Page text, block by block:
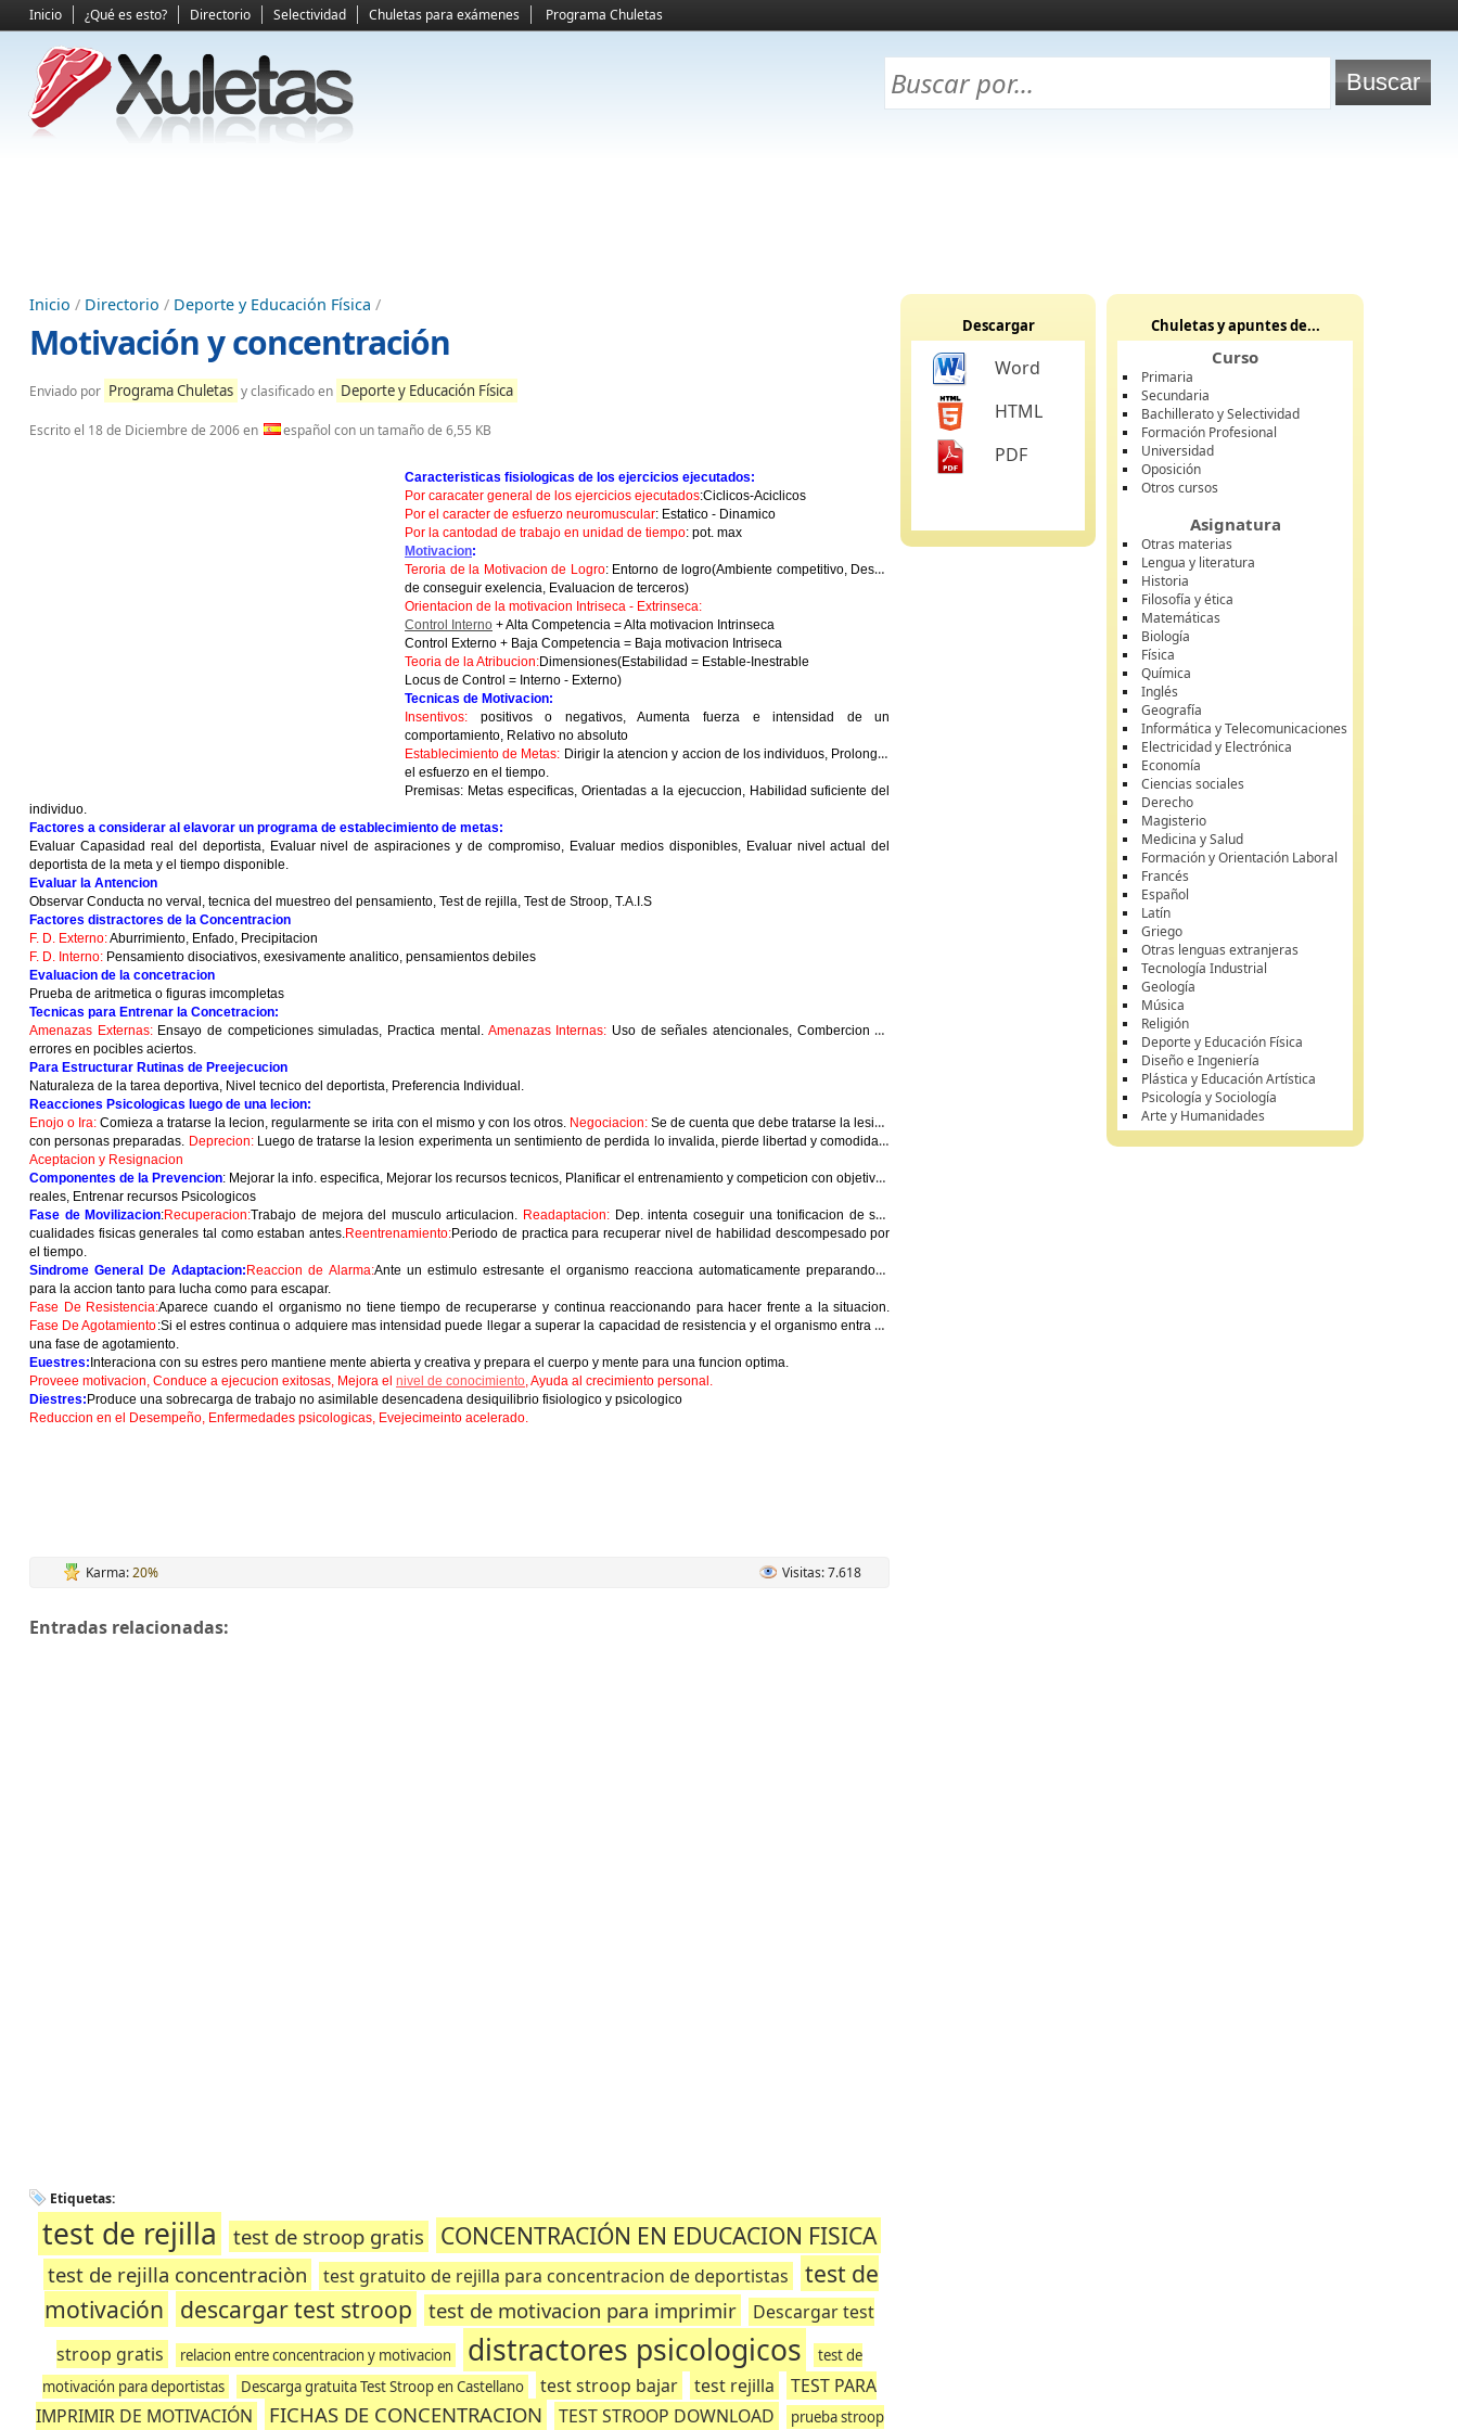
Inicio ¿Qué es esto? Directorio Selectividad Chuletas para exámenes Programa Chuletas
Inicio / Directorio / Deporte y Educación Física /
Motivación y concentración
Enviado por Programa Chuletas y clasificado en Deporte y Educación Física
Escrito el 18 de Diciembre de 2006en español con un tamaño de 6,55 KB
Caracteristicas fisiologicas de los ejercicios ejecutados:
Por caracater general de los ejercicios ejecutados:Ciclicos-Aciclicos
Por el caracter de esfuerzo neuromuscular: Estatico - Dinamico
Por la cantodad de trabajo en unidad de tiempo: pot. max
Motivacion:
Teroria de la Motivacion de Logro: Entorno de logro(Ambiente competitivo, Deseo
de conseguir exelencia, Evaluacion de terceros)
Orientacion de la motivacion Intriseca - Extrinseca:
Control Interno + Alta Competencia = Alta motivacion Intrinseca
Control Externo + Baja Competencia = Baja motivacion Intriseca
Teoria de la Atribucion:Dimensiones(Estabilidad = Estable-Inestrable
Locus de Control = Interno - Externo)
Tecnicas de Motivacion:
Insentivos: positivos o negativos, Aumenta fuerza e intensidad de un
comportamiento, Relativo no absoluto
Establecimiento de Metas: Dirigir la atencion y accion de los individuos, Prolongar
el esfuerzo en el tiempo.
Premisas: Metas especificas, Orientadas a la ejecuccion, Habilidad suficiente del
individuo.
Factores a considerar al elavorar un programa de establecimiento de metas:
Evaluar Capasidad real del deportista, Evaluar nivel de aspiraciones y de compromiso, Evaluar medios disponibles, Evaluar nivel actual del
deportista de la meta y el tiempo disponible.
Evaluar la Antencion
Observar Conducta no verval, tecnica del muestreo del pensamiento, Test de rejilla, Test de Stroop, T.A.I.S
Factores distractores de la Concentracion
F. D. Externo:Aburrimiento, Enfado, Precipitacion
F. D. Interno: Pensamiento disociativos, exesivamente analitico, pensamientos debiles
Evaluacion de la concetracion
Prueba de aritmetica o figuras imcompletas
Tecnicas para Entrenar la Concetracion:
Amenazas Externas: Ensayo de competiciones simuladas, Practica mental. Amenazas Internas: Uso de señales atencionales, Combercion de
errores en pocibles aciertos.
Para Estructurar Rutinas de Preejecucion
Naturaleza de la tarea deportiva, Nivel tecnico del deportista, Preferencia Individual.
Reacciones Psicologicas luego de una lecion:
Enojo o Ira: Comieza a tratarse la lecion, regularmente se irita con el mismo y con los otros. Negociacion:Se de cuenta que debe tratarse la lesion
con personas preparadas. Deprecion:Luego de tratarse la lesion experimenta un sentimiento de perdida lo invalida, pierde libertad y comodidad.
Aceptacion y Resignacion
Componentes de la Prevencion: Mejorar la info. especifica, Mejorar los recursos tecnicos, Planificar el entrenamiento y competicion con objetivos
reales, Entrenar recursos Psicologicos
Fase de Movilizacion:Recuperacion:Trabajo de mejora del musculo articulacion. Readaptacion: Dep. intenta coseguir una tonificacion de sus
cualidades fisicas generales tal como estaban antes.Reentrenamiento:Periodo de practica para recuperar nivel de habilidad descompesado por
el tiempo.
Sindrome General De Adaptacion: Reaccion de Alarma:Ante un estimulo estresante el organismo reacciona automaticamente preparandose
para la accion tanto para lucha como para escapar.
Fase De Resistencia:Aparece cuando el organismo no tiene tiempo de recuperarse y continua reaccionando para hacer frente a la situacion.
Fase De Agotamiento:Si el estres continua o adquiere mas intensidad puede llegar a superar la capacidad de resistencia y el organismo entra en
una fase de agotamiento.
Euestres: Interaciona con su estres pero mantiene mente abierta y creativa y prepara el cuerpo y mente para una funcion optima.
Proveee motivacion, Conduce a ejecucion exitosas, Mejora el nivel de conocimiento, Ayuda al crecimiento personal.
Diestres: Produce una sobrecarga de trabajo no asimilable desencadena desiquilibrio fisiologico y psicologico
Reduccion en el Desempeño, Enfermedades psicologicas, Evejecimeinto acelerado.
Karma:20% Visitas: 7.618
Entradas relacionadas:
Etiquetas:
test de rejilla test de stroop gratis CONCENTRACIÓN EN EDUCACION FISICA
test de rejilla concentraciòn test gratuito de rejilla para concentracion de deportistas
test de
motivación descargar test stroop test de motivacion para imprimir
Descargar test
stroop gratis
relacion entre concentracion y motivacion distractores psicologicos
test de
motivación para deportistas
Descarga gratuita Test Stroop en Castellano test stroop bajar test rejilla
TEST PARA
IMPRIMIR DE MOTIVACIÓN
FICHAS DE CONCENTRACION TEST STROOP DOWNLOAD prueba stroop
Descargar
Word
HTML
PDF
Chuletas y apuntes de...
Curso
Primaria
Secundaria
Bachillerato y Selectividad
Formación Profesional
Universidad
Oposición
Otros cursos
Asignatura
Otras materias
Lengua y literatura
Historia
Filosofía y ética
Matemáticas
Biología
Física
Química
Inglés
Geografía
Informática y Telecomunicaciones
Electricidad y Electrónica
Economía
Ciencias sociales
Derecho
Magisterio
Medicina y Salud
Formación y Orientación Laboral
Francés
Español
Latín
Griego
Otras lenguas extranjeras
Tecnología Industrial
Geología
Música
Religión
Deporte y Educación Física
Diseño e Ingeniería
Plástica y Educación Artística
Psicología y Sociología
Arte y Humanidades